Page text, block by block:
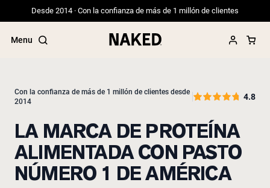
Desde 2014 · Con la confianza de más de 1 millón de clientes
Menu
Términos de Búsqueda Populares
”Protein Powder“
”Overnight Oats“
”Vegan protein“
”Collagen“
Con la confianza de más de 1 millón de clientes desde
2014
4.8
LA MARCA DE PROTEÍNA
ALIMENTADA CON PASTO
NÚMERO 1 DE AMÉRICA